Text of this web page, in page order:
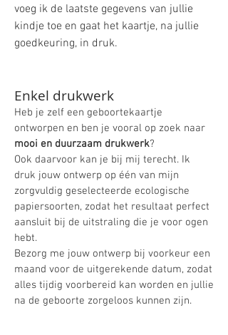
voeg ik de laatste gegevens van jullie
kindje toe en gaat het kaartje, na jullie
goedkeuring, in druk.
Enkel drukwerk
Heb je zelf een geboortekaartje
ontworpen en ben je vooral op zoek naar
mooi en duurzaam drukwerk?
Ook daarvoor kan je bij mij terecht. Ik
druk jouw ontwerp op één van mijn
zorgvuldig geselecteerde ecologische
papiersoorten, zodat het resultaat perfect
aansluit bij de uitstraling die je voor ogen
hebt.
Bezorg me jouw ontwerp bij voorkeur een
maand voor de uitgerekende datum, zodat
alles tijdig voorbereid kan worden en jullie
na de geboorte zorgeloos kunnen zijn.